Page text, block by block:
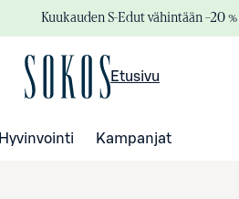
Kuukauden S-Edut vähintään –20 %
Etusivu
Hyvinvointi Kampanjat